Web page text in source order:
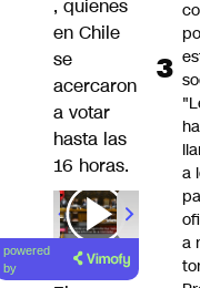
, quienes
en Chile
se
acercaron
a votar
hasta las
16 horas.
powered
by
a
a